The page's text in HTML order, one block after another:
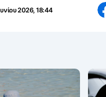
2026, 18:44